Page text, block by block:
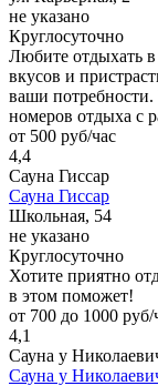
не указано
Круглосуточно
Любите отдыхать
вкусов и
ваши потребности.
номеров отдыха с
от 500 руб/час
4,4
Сауна Гиссар
Сауна Гиссар
Школьная, 54
не указано
Круглосуточно
Хотите приятно
в этом поможет!
от 700 до 1000 руб/
4,1
Сауна у
Сауна у